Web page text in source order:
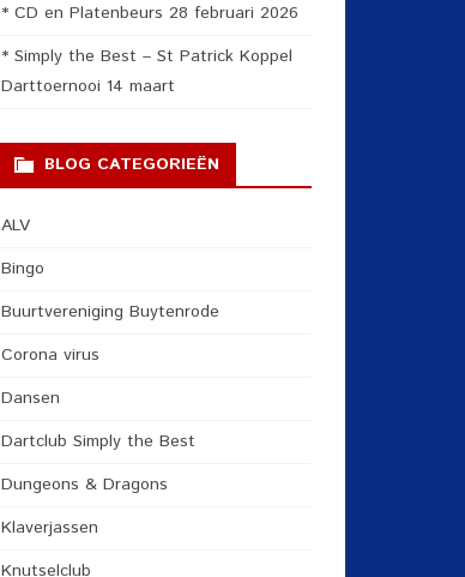
* CD en Platenbeurs 28 februari 2026
* Simply the Best – St Patrick Koppel
Darttoernooi 14 maart
BLOG CATEGORIEËN
ALV
Bingo
Buurtvereniging Buytenrode
Corona virus
Dansen
Dartclub Simply the Best
Dungeons & Dragons
Klaverjassen
Knutselclub